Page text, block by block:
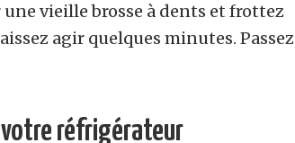
vieille brosse à dents et frottez
agir quelques minutes. Passez
votre réfrigérateur